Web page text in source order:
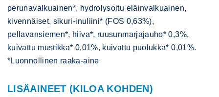
perunavalkuainen*, hydrolysoitu eläinvalkuainen,
kivennäiset, sikuri-inuliini* (FOS 0,63%),
pellavansiemen*, hiiva*, ruusunmarjajauho* 0,3%,
kuivattu mustikka* 0,01%, kuivattu puolukka* 0,01%.
*Luonnollinen raaka-aine
LISÄAINEET (KILOA KOHDEN)